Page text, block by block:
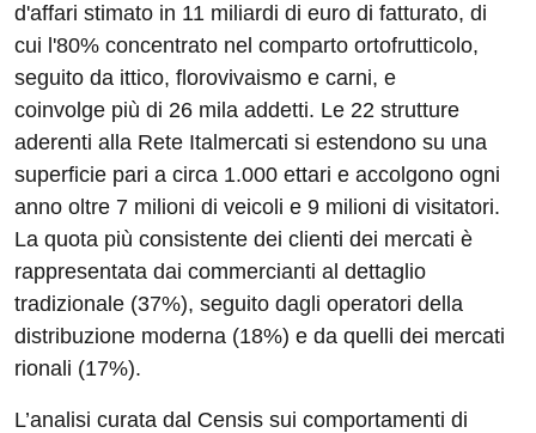
d'affari stimato in 11 miliardi di euro di fatturato, di
cui l'80% concentrato nel comparto ortofrutticolo,
seguito da ittico, florovivaismo e carni, e
coinvolge più di 26 mila addetti. Le 22 strutture
aderenti alla Rete Italmercati si estendono su una
superficie pari a circa 1.000 ettari e accolgono ogni
anno oltre 7 milioni di veicoli e 9 milioni di visitatori.
La quota più consistente dei clienti dei mercati è
rappresentata dai commercianti al dettaglio
tradizionale (37%), seguito dagli operatori della
distribuzione moderna (18%) e da quelli dei mercati
rionali (17%).
L’analisi curata dal Censis sui comportamenti di